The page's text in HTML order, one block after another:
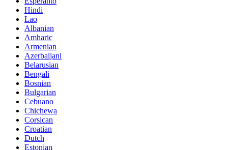
Hindi
Lao
Albanian
Amharic
Armenian
Azerbaijani
Belarusian
Bengali
Bosnian
Bulgarian
Cebuano
Chichewa
Corsican
Croatian
Dutch
Estonian